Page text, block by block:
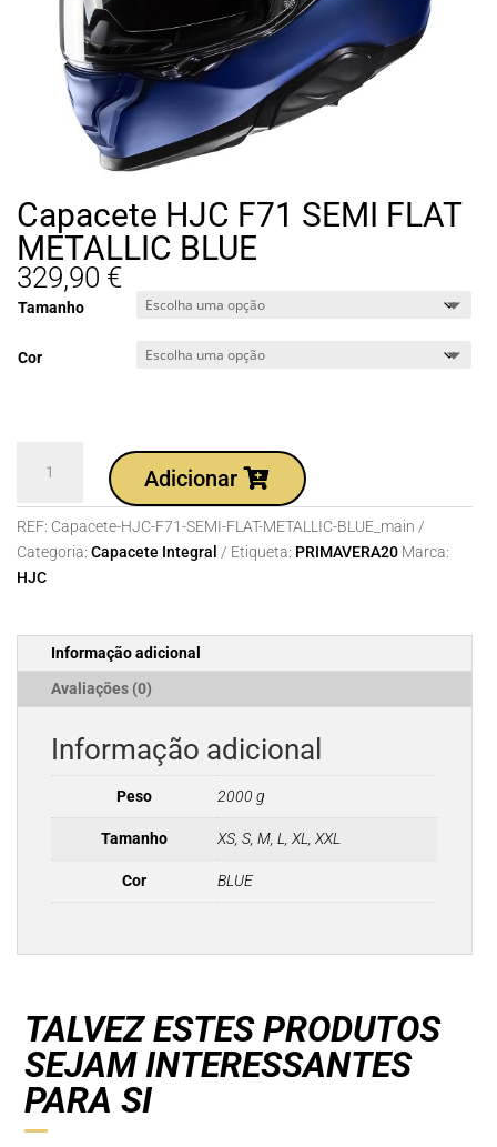
Capacete HJC F71 SEMI FLAT
METALLIC BLUE
329,90 €
Tamanho
Cor
Capacete
HJC
F71
SEMI
METALLIC
Adicionar
REF: Capacete-HJC-F71-SEMI-FLAT-METALLIC-BLUE_main
Categoria: Capacete Integral Etiqueta: PRIMAVERA20 Marca:
HJC
Informação adicional
Avaliações (0)
Informação adicional
Peso 2000 g
Tamanho XS, S, M, L, XL, XXL
Cor BLUE
TALVEZ ESTES PRODUTOS
SEJAM INTERESSANTES
PARA SI